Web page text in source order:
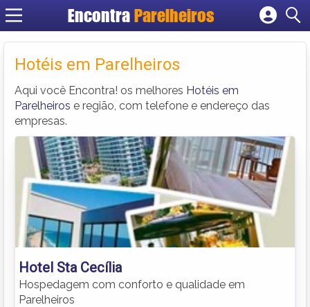
Encontra Parelheiros
Cadastrar empresa
Criar conta
Hotéis em Parelheiros
Aqui você Encontra! os melhores Hotéis em
Parelheiros e região, com telefone e endereço das
empresas.
Hotel Sta Cecília
Hospedagem com conforto e qualidade em
Parelheiros